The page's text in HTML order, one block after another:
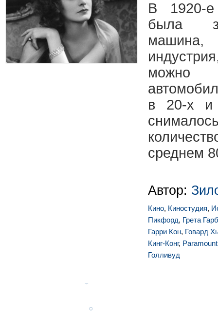
В 1920-
была
в 20-х
среднем
Автор:
Кино, Киностудия,
Пикфорд, Грета
Гарри Кон, Говард
Кинг-Конг,
Голливуд